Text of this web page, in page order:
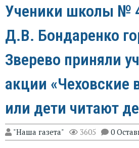
Ученики школы №
Д.В. Бондаренко
Зверево приняли
акции «Чеховские
или дети читают
"Наша газета" 3605 0